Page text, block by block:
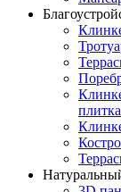
плитка